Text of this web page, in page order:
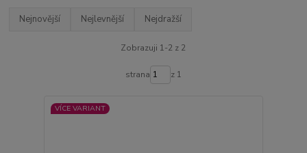
Nejnovější Nejlevnější Nejdražší
Zobrazuji 1-2 z 2
strana z 1
VÍCE VARIANT